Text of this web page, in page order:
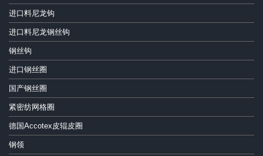
进口料尼龙钩
进口料尼龙钢丝钩
钢丝钩
进口钢丝圈
国产钢丝圈
紧密纺网格圈
德国Accotex皮辊皮圈
钢领